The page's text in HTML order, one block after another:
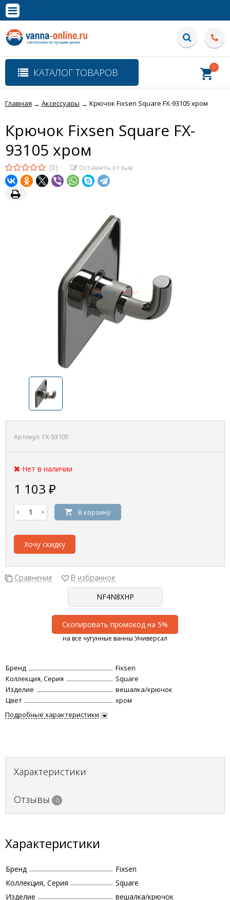
Полная версия сайта
КАТАЛОГ ТОВАРОВ 0
Главная → Аксессуары → Крючок Fixsen Square FX-93105 хром
Крючок Fixsen Square FX-
93105 хром
(0) Оставить отзыв
Артикул: FX-93105
Нет в наличии
1 103 ₽
В корзину
Хочу скидку
Сравнение В избранное
Скопировать промокод на 5%
на все чугунные ванны Универсал
Бренд
Fixsen
Коллекция, Серия
Square
Изделие
вешалка/крючок
Цвет
хром
Подробные характеристики
Характеристики
Отзывы 0
Характеристики
Бренд
Fixsen
Коллекция, Серия
Square
Изделие
вешалка/крючок